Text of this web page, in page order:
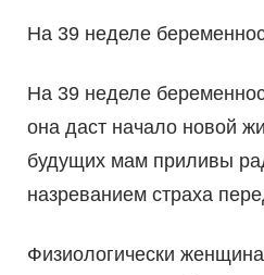
На 39 неделе
На 39 неделе
она даст начало новой
будущих мам приливы
назреванием страха
Физиологически